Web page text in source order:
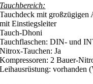
Tauchbereich:
Tauchdeck mit
mit Einstiegsleiter
Tauch-Dhoni
Tauchflaschen: DIN- und
Nitrox-Tauchen: Ja
Kompressoren: 2 Bauer-
Leihausrüstung: vorhanden